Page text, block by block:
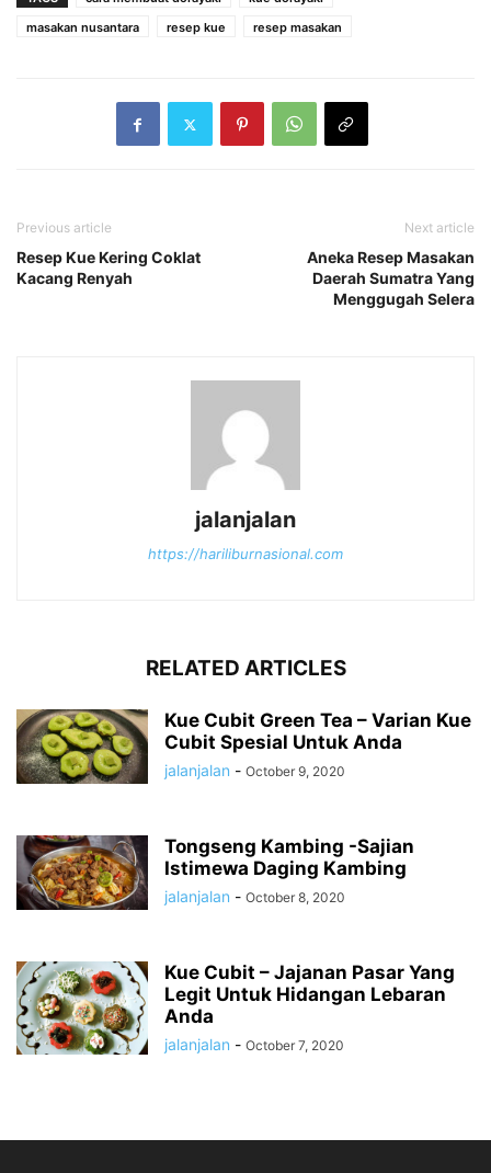
masakan nusantara
resep kue resep masakan
Previous article
Resep Kue Kering Coklat
Kacang Renyah
Next article
Aneka Resep Masakan
Daerah Sumatra Yang
Menggugah Selera
jalanjalan
https://hariliburnasional.com
RELATED ARTICLES
Kue Cubit Green Tea – Varian Kue
Cubit Spesial Untuk Anda
jalanjalan - October 9, 2020
Tongseng Kambing -Sajian
Istimewa Daging Kambing
jalanjalan - October 8, 2020
Kue Cubit – Jajanan Pasar Yang
Legit Untuk Hidangan Lebaran
Anda
jalanjalan - October 7, 2020